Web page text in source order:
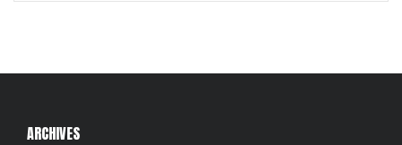
ARCHIVES